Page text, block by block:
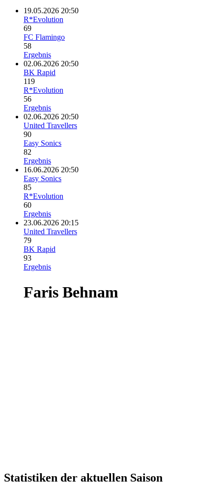
19.05.2026 20:50
R*Evolution
69
FC Flamingo
58
Ergebnis
02.06.2026 20:50
BK Rapid
119
R*Evolution
56
Ergebnis
02.06.2026 20:50
United Travellers
90
Easy Sonics
82
Ergebnis
16.06.2026 20:50
Easy Sonics
85
R*Evolution
60
Ergebnis
23.06.2026 20:15
United Travellers
79
BK Rapid
93
Ergebnis
Faris Behnam
Statistiken der aktuellen Saison